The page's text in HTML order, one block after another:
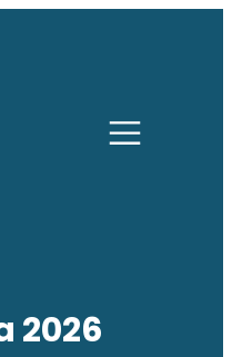
2026